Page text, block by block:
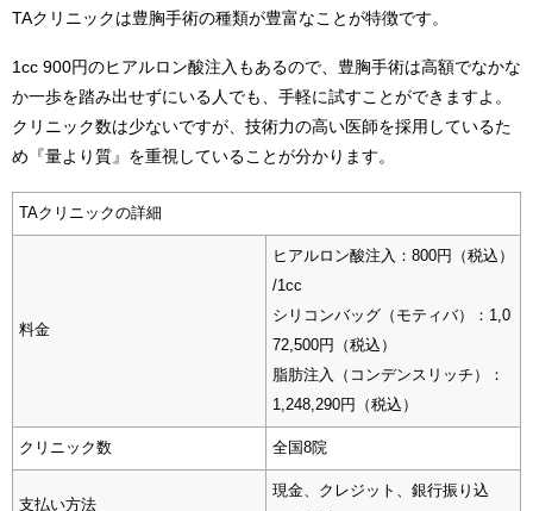
TAクリニックは豊胸手術の種類が豊富なことが特徴です。
1cc 900円のヒアルロン酸注入もあるので、豊胸手術は高額でなかな
か一歩を踏み出せずにいる人でも、手軽に試すことができますよ。
クリニック数は少ないですが、技術力の高い医師を採用しているた
め『量より質』を重視していることが分かります。
TAクリニックの詳細
料金
ヒアルロン酸注入：800円（税込）
/1cc
シリコンバッグ（モティバ）：1,0
72,500円（税込）
脂肪注入（コンデンスリッチ）：
1,248,290円（税込）
クリニック数 全国8院
支払い方法
現金、クレジット、銀行振り込